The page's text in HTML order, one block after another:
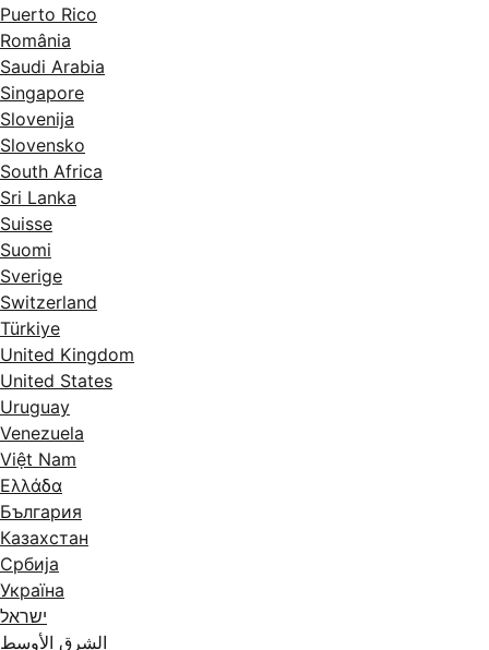
Puerto Rico
România
Saudi Arabia
Singapore
Slovenija
Slovensko
South Africa
Sri Lanka
Suisse
Suomi
Sverige
Switzerland
Türkiye
United Kingdom
United States
Uruguay
Venezuela
Việt Nam
Ελλάδα
България
Казахстан
Србија
Україна
ישראל
الشرق الأوسط